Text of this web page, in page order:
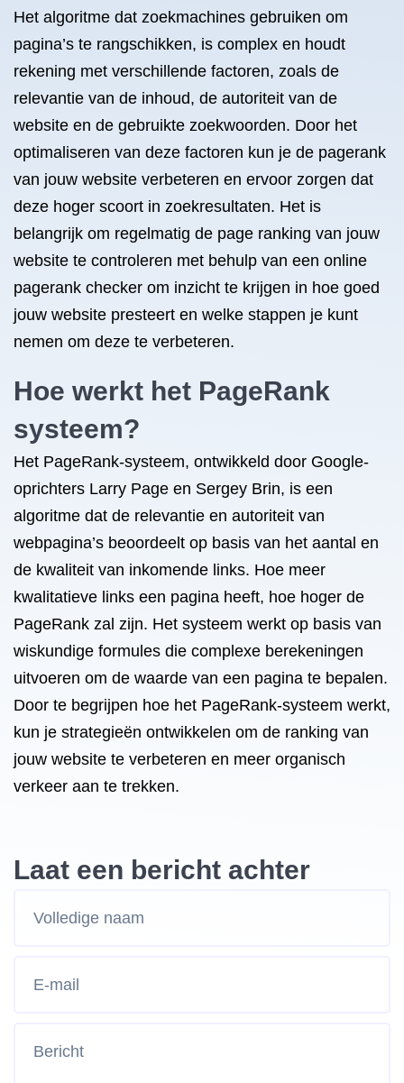
Het algoritme dat zoekmachines gebruiken om
pagina’s te rangschikken, is complex en houdt
rekening met verschillende factoren, zoals de
relevantie van de inhoud, de autoriteit van de
website en de gebruikte zoekwoorden. Door het
optimaliseren van deze factoren kun je de pagerank
van jouw website verbeteren en ervoor zorgen dat
deze hoger scoort in zoekresultaten. Het is
belangrijk om regelmatig de page ranking van jouw
website te controleren met behulp van een online
pagerank checker om inzicht te krijgen in hoe goed
jouw website presteert en welke stappen je kunt
nemen om deze te verbeteren.
Hoe werkt het PageRank
systeem?
Het PageRank-systeem, ontwikkeld door Google-
oprichters Larry Page en Sergey Brin, is een
algoritme dat de relevantie en autoriteit van
webpagina’s beoordeelt op basis van het aantal en
de kwaliteit van inkomende links. Hoe meer
kwalitatieve links een pagina heeft, hoe hoger de
PageRank zal zijn. Het systeem werkt op basis van
wiskundige formules die complexe berekeningen
uitvoeren om de waarde van een pagina te bepalen.
Door te begrijpen hoe het PageRank-systeem werkt,
kun je strategieën ontwikkelen om de ranking van
jouw website te verbeteren en meer organisch
verkeer aan te trekken.
Laat een bericht achter